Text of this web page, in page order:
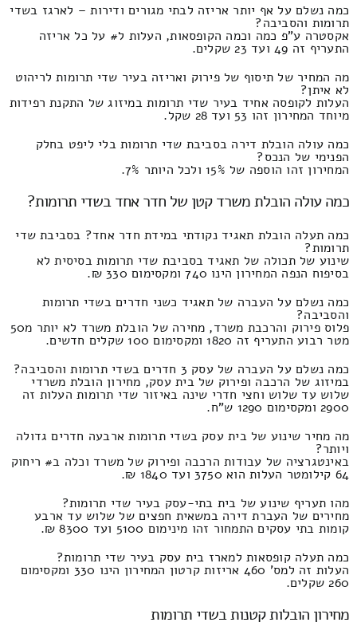
כמה נשלם על אף יותר אריזה לבתי מגורים ודירות – לארגז בשדי
תרומות והסביבה?
אקסטרה ע"פ כמה וכמה הקופסאות, העלות ל# על כל אריזה
התעריף זה 49 ועד 23 שקלים.
מה המחיר של תיסוף של פירוק ואריזה בעיר שדי תרומות לריהוט
לא איתן?
העלות לקופסה אחיד בעיר שדי תרומות במיזוג של התקנת רפידות
מיוחד המחירון זהו 53 ועד 28 שקל.
כמה עולה הובלת דירה בסביבת שדי תרומות בלי ליפט בחלק
הפנימי של הנכס?
המחירון זהו הוספה של 15% ולכל היותר 7%.
כמה עולה הובלת משרד קטן של חדר אחד בשדי תרומות?
כמה תעלה הובלת תאגיד נקודתי במידת חדר אחד? בסביבת שדי
תרומות?
שינוע של תכולה של תאגיד בסביבת שדי תרומות בסיסית לא
בסיפוח הנפה המחירון הינו 740 ומקסימום 330 ₪.
כמה נשלם על העברה של תאגיד כשני חדרים בשדי תרומות
והסביבה?
פלוס פירוק והרכבת משרד, מחירה של הובלת משרד לא יותר מ50
מטר רבוע התעריף זה 1820 ומקסימום 100 שקלים חדשים.
כמה נשלם על העברה של עסק 3 חדרים בשדי תרומות והסביבה?
במיזוג של הרכבה ופירוק של בית עסק, מחירון הובלת משרדי
שלוש עד שלוש וחצי חדרי שינה באיזור שדי תרומות העלות זה
2900 ומקסימום 1290 ש"ח.
מה מחיר שינוע של בית עסק בשדי תרומות ארבעה חדרים גדולה
ויותר?
באינטגרציה של עבודות הרכבה ופירוק של משרד וכלה ב# ריחוק
64 קילומטר העלות הוא 3750 ועד 1840 ₪.
מהו תעריף שינוע של בית בתי-עסק בעיר שדי תרומות?
מחירים של העברת דירה במשאית חפצים של שלוש עד ארבע
קומות בתי עסקים התמחור זהו מינימום 5100 ועד 8300 ₪.
כמה תעלה קופסאות למארז בית עסק בעיר שדי תרומות?
העלות זה למס' 460 אריזות קרטון המחירון הינו 330 ומקסימום
260 שקלים.
מחירון הובלות קטנות בשדי תרומות